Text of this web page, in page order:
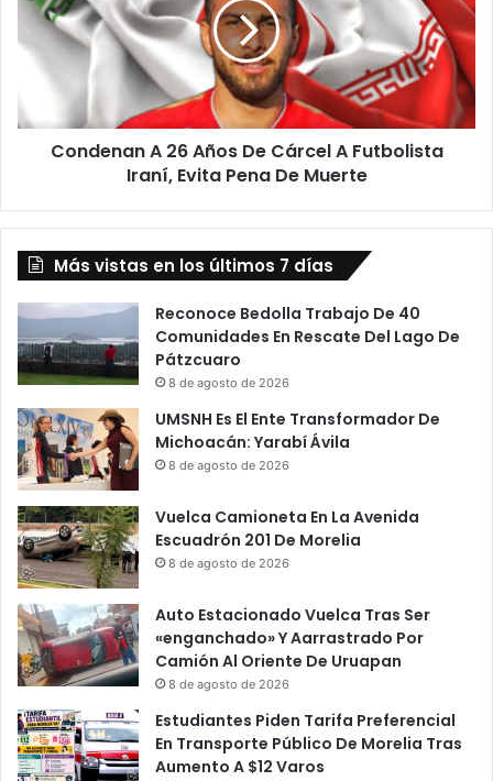
Años
Cárcel
Iraní,
Condenan A 26 Años De Cárcel A Futbolista
Iraní, Evita Pena De Muerte
Más vistas en los últimos 7 días
Reconoce Bedolla Trabajo De 40
Comunidades En Rescate Del Lago De
Pátzcuaro
8 de agosto de 2026
UMSNH Es El Ente Transformador De
Michoacán: Yarabí Ávila
8 de agosto de 2026
Vuelca Camioneta En La Avenida
Escuadrón 201 De Morelia
8 de agosto de 2026
Auto Estacionado Vuelca Tras Ser
«enganchado» Y Aarrastrado Por
Camión Al Oriente De Uruapan
8 de agosto de 2026
Estudiantes Piden Tarifa Preferencial
En Transporte Público De Morelia Tras
Aumento A $12 Varos